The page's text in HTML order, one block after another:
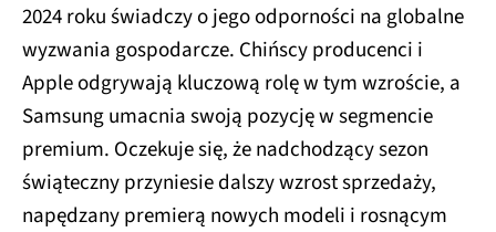
2024 roku świadczy o jego odporności na globalne
wyzwania gospodarcze. Chińscy producenci i
Apple odgrywają kluczową rolę w tym wzroście, a
Samsung umacnia swoją pozycję w segmencie
premium. Oczekuje się, że nadchodzący sezon
świąteczny przyniesie dalszy wzrost sprzedaży,
napędzany premierą nowych modeli i rosnącym